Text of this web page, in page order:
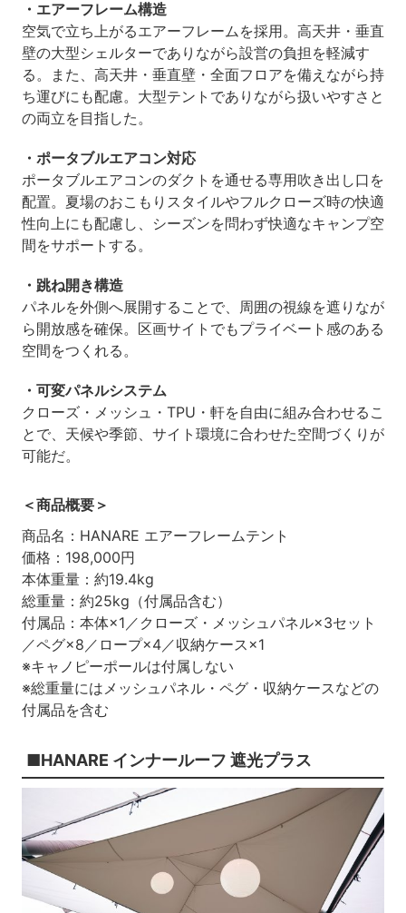
・エアーフレーム構造
空気で立ち上がるエアーフレームを採用。高天井・垂直
壁の大型シェルターでありながら設営の負担を軽減す
る。また、高天井・垂直壁・全面フロアを備えながら持
ち運びにも配慮。大型テントでありながら扱いやすさと
の両立を目指した。
・ポータブルエアコン対応
ポータブルエアコンのダクトを通せる専用吹き出し口を
配置。夏場のおこもりスタイルやフルクローズ時の快適
性向上にも配慮し、シーズンを問わず快適なキャンプ空
間をサポートする。
・跳ね開き構造
パネルを外側へ展開することで、周囲の視線を遮りなが
ら開放感を確保。区画サイトでもプライベート感のある
空間をつくれる。
・可変パネルシステム
クローズ・メッシュ・TPU・軒を自由に組み合わせるこ
とで、天候や季節、サイト環境に合わせた空間づくりが
可能だ。
＜商品概要＞
商品名：HANARE エアーフレームテント
価格：198,000円
本体重量：約19.4kg
総重量：約25kg（付属品含む）
付属品：本体×1／クローズ・メッシュパネル×3セット
／ペグ×8／ロープ×4／収納ケース×1
※キャノピーポールは付属しない
※総重量にはメッシュパネル・ペグ・収納ケースなどの
付属品を含む
■HANARE インナールーフ 遮光プラス